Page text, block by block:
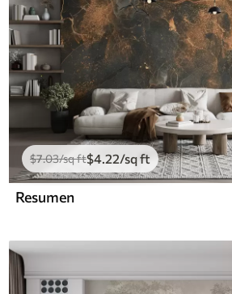
$7.03/sq ft$4.22/sq ft
Resumen